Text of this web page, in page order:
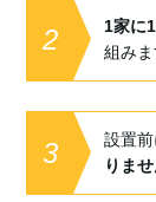
2 1家に
組みま
3 設置
りませ